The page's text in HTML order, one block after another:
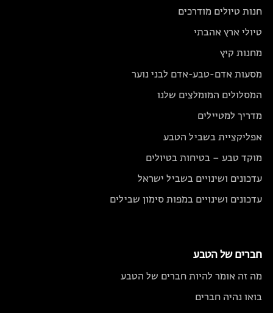
חנות טיולים מודרכים
טיולי ארץ אהבתי
מחנות קיץ
מסעות אדם-טבע-אדם לבני נוער
המסלולים המומלצים שלנו
מדריך למטיילים
אפליקציית בשביל הטבע
מוקד טבע – בטיחות בטיולים
עדכונים ושינויים בשביל ישראל
עדכונים ושינויים במפות סימון שבילים
חברים של הטבע
מה זה אומר להיות חברים של הטבע
בואו נהיה חברים